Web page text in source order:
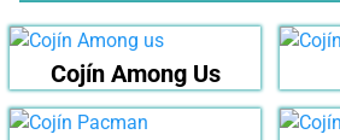
Cojín Among Us